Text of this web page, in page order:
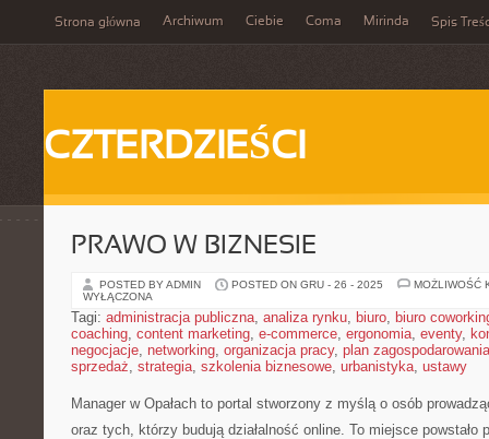
Strona główna Archiwum Ciebie Coma Mirinda Spis
CZTERDZIEŚCI
PRAWO W BIZNESIE
POSTED BY ADMIN POSTED ON GRU - 26 - 2025
MOŻLIWOŚĆ
WYŁĄCZONA
Tagi: administracja publiczna, analiza rynku, biuro, biuro
coaching, content marketing, e-commerce, ergonomia, eventy,
negocjacje, networking, organizacja pracy, plan zagospodarowania
sprzedaż, strategia, szkolenia biznesowe, urbanistyka, ustawy
Manager w Opałach to portal stworzony z myślą o osób
oraz tych, którzy budują działalność online. To miejsce powstało